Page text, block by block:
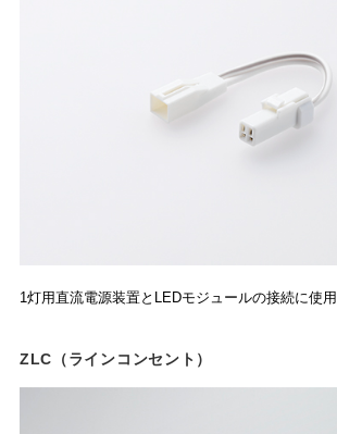
1灯用直流電源装置とLEDモジュールの接続に使用
ZLC（ラインコンセント）